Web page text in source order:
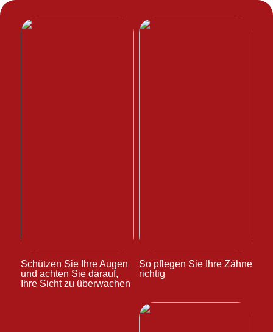
Schützen Sie Ihre Augen
und achten Sie darauf,
Ihre Sicht zu überwachen
So pflegen Sie Ihre Zähne
richtig